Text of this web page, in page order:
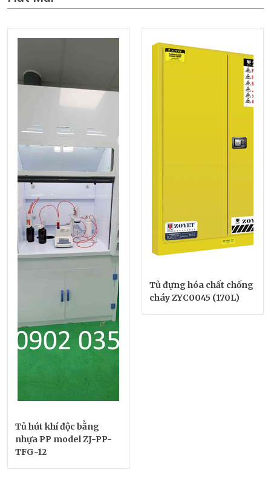
Tủ hút khí độc bằng
nhựa PP model ZJ-PP-
TFG-12
Tủ đựng hóa chất chống
cháy ZYC0045 (170L)